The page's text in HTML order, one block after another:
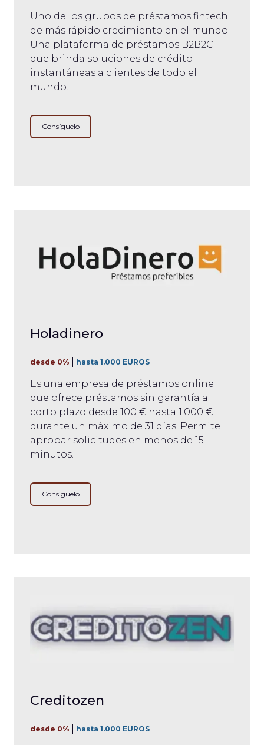
Uno de los grupos de préstamos fintech
de más rápido crecimiento en el mundo.
Una plataforma de préstamos B2B2C
que brinda soluciones de crédito
instantáneas a clientes de todo el
mundo.
Consíguelo
Holadinero
desde 0% hasta 1.000 EUROS
Es una empresa de préstamos online
que ofrece préstamos sin garantía a
corto plazo desde 100 € hasta 1.000 €
durante un máximo de 31 días. Permite
aprobar solicitudes en menos de 15
minutos.
Consíguelo
Creditozen
desde 0% hasta 1.000 EUROS